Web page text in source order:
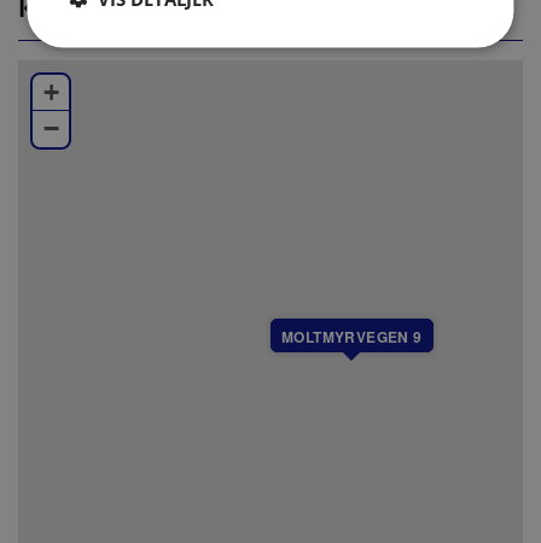
Bad 3:dusj, servant og toalett
Øvrig informasjon:
Wi-Fi
Peis
Terrasse
MOLTMYRVEGEN 9
+
−